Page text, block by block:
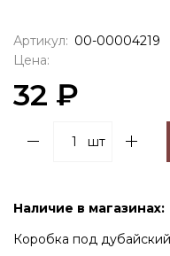
Артикул: 00-00004219
Цена:
32 ₽
шт
Наличие в магазинах:
Коробка под